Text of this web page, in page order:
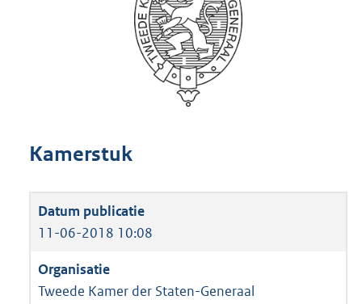
Kamerstuk
11-06-2018 10:08
Tweede Kamer der Staten-Generaal